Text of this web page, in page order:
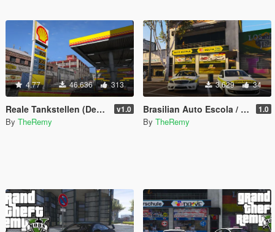
4.77 46.636 313
Reale Tankstellen (Deutschland) / Real Petrol Stations v1.0
By TheRemy
3.629 34
Brasilian Auto Escola / Driving School "Delta" with two Driving School Cars 1.0
By TheRemy